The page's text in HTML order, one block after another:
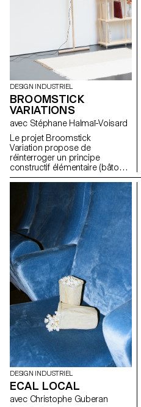
percer, sans casser. On peut
changer d’avis. On peut aussi
les boucher, laisser une trace,
DESIGN INDUSTRIEL
BROOMSTICK
VARIATIONS
avec Stéphane Halmaï-Voisard
Le projet Broomstick
Variation propose de
réinterroger un principe
constructif élémentaire (bâtons,
assemblages visibles, structure
modulable) et d’explorer son
potentiel pour générer de
nouveaux objets et mobiliers
adaptés à des usages
contemporains. L’objectif est
de comprendre comment cette
logique de conception, pensée
comme accessible et
économique, peut être
actualisée face aux enjeux de
durabilité, de fonctionnalité et
d’esthétique.
DESIGN INDUSTRIEL
ECAL LOCAL
avec Christophe Guberan